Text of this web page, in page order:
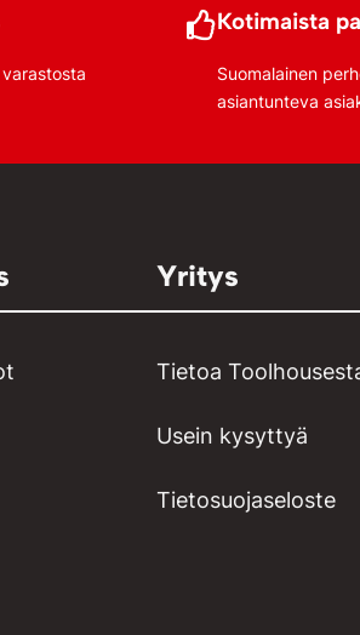
Kotimaista
Suomalainen
asiantunteva
Yritys
Tietoa
Usein kysyttyä
Tietosuojaseloste